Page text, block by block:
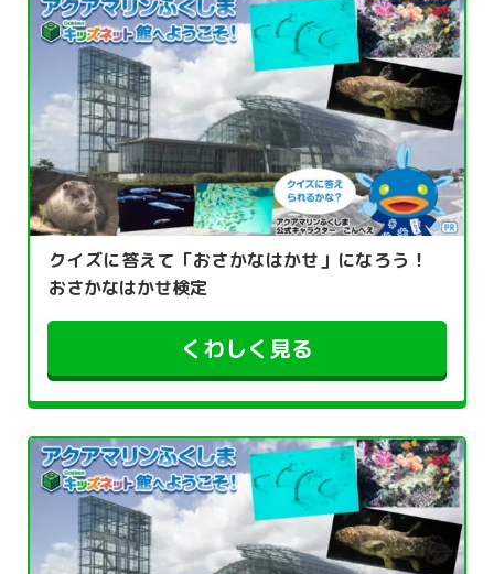
クイズに答えて「おさかなはかせ」になろう！
おさかなはかせ検定
くわしく見る